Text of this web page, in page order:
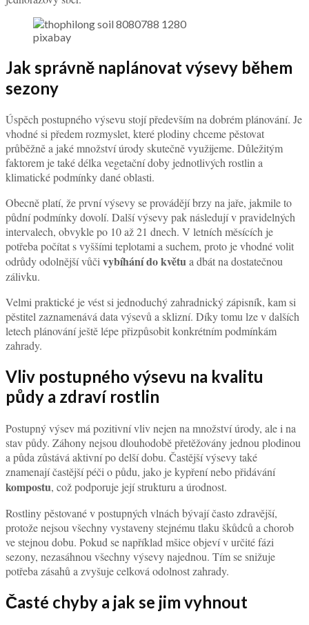
pixabay
Jak správně naplánovat výsevy během
sezony
Úspěch postupného výsevu stojí především na dobrém plánování. Je
vhodné si předem rozmyslet, které plodiny chceme pěstovat
průběžně a jaké množství úrody skutečně využijeme. Důležitým
faktorem je také délka vegetační doby jednotlivých rostlin a
klimatické podmínky dané oblasti.
Obecně platí, že první výsevy se provádějí brzy na jaře, jakmile to
půdní podmínky dovolí. Další výsevy pak následují v pravidelných
intervalech, obvykle po 10 až 21 dnech. V letních měsících je
potřeba počítat s vyššími teplotami a suchem, proto je vhodné volit
odrůdy odolnější vůči vybíhání do květua dbát na dostatečnou
zálivku.
Velmi praktické je vést si jednoduchý zahradnický zápisník, kam si
pěstitel zaznamenává data výsevů a sklizní. Díky tomu lze v dalších
letech plánování ještě lépe přizpůsobit konkrétním podmínkám
zahrady.
Vliv postupného výsevu na kvalitu
půdy a zdraví rostlin
Postupný výsev má pozitivní vliv nejen na množství úrody, ale i na
stav půdy. Záhony nejsou dlouhodobě přetěžovány jednou plodinou
a půda zůstává aktivní po delší dobu. Častější výsevy také
znamenají častější péči o půdu, jako je kypření nebo přidávání
kompostu, což podporuje její strukturu a úrodnost.
Rostliny pěstované v postupných vlnách bývají často zdravější,
protože nejsou všechny vystaveny stejnému tlaku škůdců a chorob
ve stejnou dobu. Pokud se například mšice objeví v určité fázi
sezony, nezasáhnou všechny výsevy najednou. Tím se snižuje
potřeba zásahů a zvyšuje celková odolnost zahrady.
Časté chyby a jak se jim vyhnout